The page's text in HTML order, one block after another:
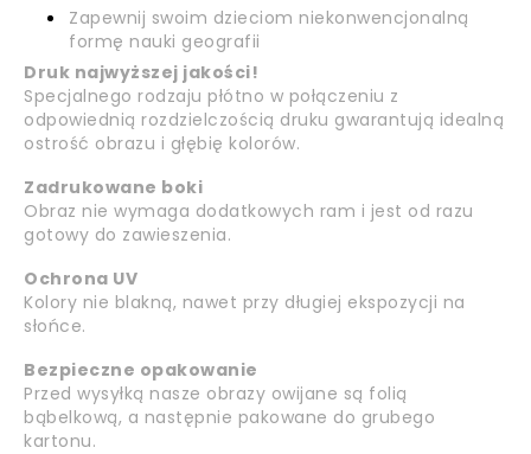
Zapewnij swoim dzieciom niekonwencjonalną
formę nauki geografii
Druk najwyższej jakości!
Specjalnego rodzaju płótno w połączeniu z
odpowiednią rozdzielczością druku gwarantują idealną
ostrość obrazu i głębię kolorów.
Zadrukowane boki
Obraz nie wymaga dodatkowych ram i jest od razu
gotowy do zawieszenia.
Ochrona UV
Kolory nie blakną, nawet przy długiej ekspozycji na
słońce.
Bezpieczne opakowanie
Przed wysyłką nasze obrazy owijane są folią
bąbelkową, a następnie pakowane do grubego
kartonu.